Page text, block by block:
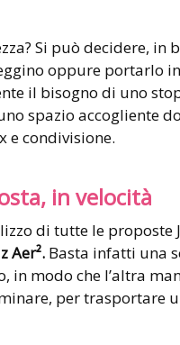
Si può decidere, in
oppure portarlo
il bisogno di uno
spazio accogliente
e condivisione.
in velocità
di tutte le proposte
Aer². Basta infatti una
modo che l’altra
per trasportare